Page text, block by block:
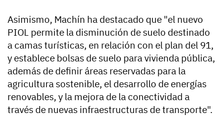
Asimismo, Machín ha destacado que "el nuevo
PIOL permite la disminución de suelo destinado
a camas turísticas, en relación con el plan del 91,
y establece bolsas de suelo para vivienda pública,
además de definir áreas reservadas para la
agricultura sostenible, el desarrollo de energías
renovables, y la mejora de la conectividad a
través de nuevas infraestructuras de transporte".